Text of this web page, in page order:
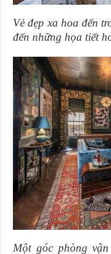
Vẻ đẹp xa hoa đến
đến những họa tiết
Một góc phòng